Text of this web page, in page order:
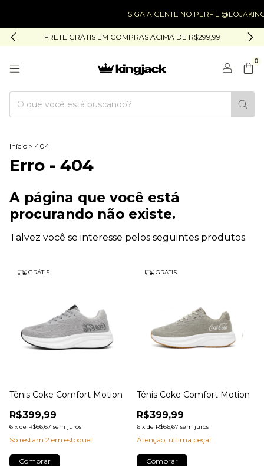
SIGA A GENTE NO PERFIL
FRETE GRÁTIS EM COMPRAS ACIMA DE R$299,99
0
Início > 404
Erro - 404
A página que você está
procurando não existe.
Talvez você se interesse pelos seguintes produtos.
GRÁTIS
Tênis Coke Comfort Motion
R$399,99
6 x de R$66,67 sem juros
Só restam 2 em estoque!
Comprar
GRÁTIS
Tênis Coke Comfort Motion
R$399,99
6 x de R$66,67 sem juros
Atenção, última peça!
Comprar